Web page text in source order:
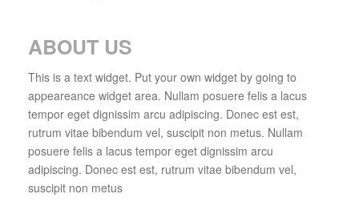
ABOUT US
This is a text widget. Put your own widget by going to
appeareance widget area. Nullam posuere felis a lacus
tempor eget dignissim arcu adipiscing. Donec est est,
rutrum vitae bibendum vel, suscipit non metus. Nullam
posuere felis a lacus tempor eget dignissim arcu
adipiscing. Donec est est, rutrum vitae bibendum vel,
suscipit non metus